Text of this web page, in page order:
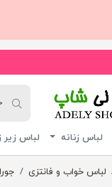
لباس زنانه لباس زیر
لباس خواب و فانتزی